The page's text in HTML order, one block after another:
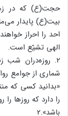
حجت(ع) که در
بیت(ع) پایدار
احد را احراز
الهی تشیّع است.
۲. روزه‌دران شب
شماری از جوامع
«بدانید کسی که
را دارد که روزها
باشد».2